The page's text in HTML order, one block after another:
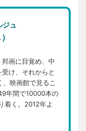
ジュ
画に目覚め、中
け、それからと
映画館で見るこ
年間で10000本の
着く。2012年よ